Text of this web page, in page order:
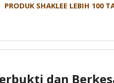
PRODUK SHAKLEE LEBIH 100
dan